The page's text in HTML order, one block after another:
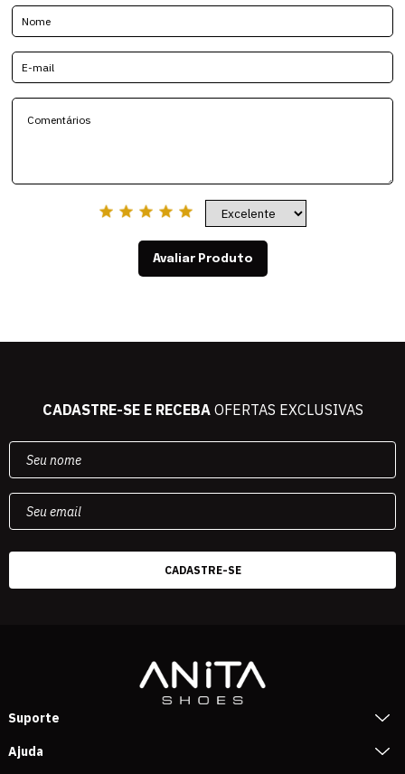
Avaliar Produto
CADASTRE-SE E RECEBAOFERTAS EXCLUSIVAS
Suporte
Ajuda